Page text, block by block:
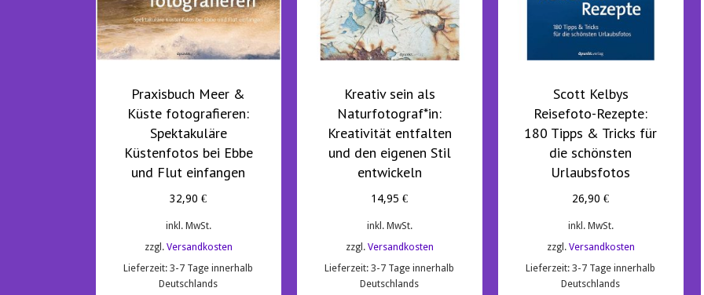
Praxisbuch Meer &
Küste fotografieren:
Spektakuläre
Küstenfotos bei Ebbe
und Flut einfangen
32,90€
inkl. MwSt.
zzgl. Versandkosten
Lieferzeit:3-7 Tage innerhalb
Deutschlands
Kreativ sein als
Naturfotograf*in:
Kreativität entfalten
und den eigenen Stil
entwickeln
14,95€
inkl. MwSt.
zzgl. Versandkosten
Lieferzeit:3-7 Tage innerhalb
Deutschlands
Scott Kelbys
Reisefoto-Rezepte:
180 Tipps & Tricks für
die schönsten
Urlaubsfotos
26,90€
inkl. MwSt.
zzgl. Versandkosten
Lieferzeit:3-7 Tage innerhalb
Deutschlands